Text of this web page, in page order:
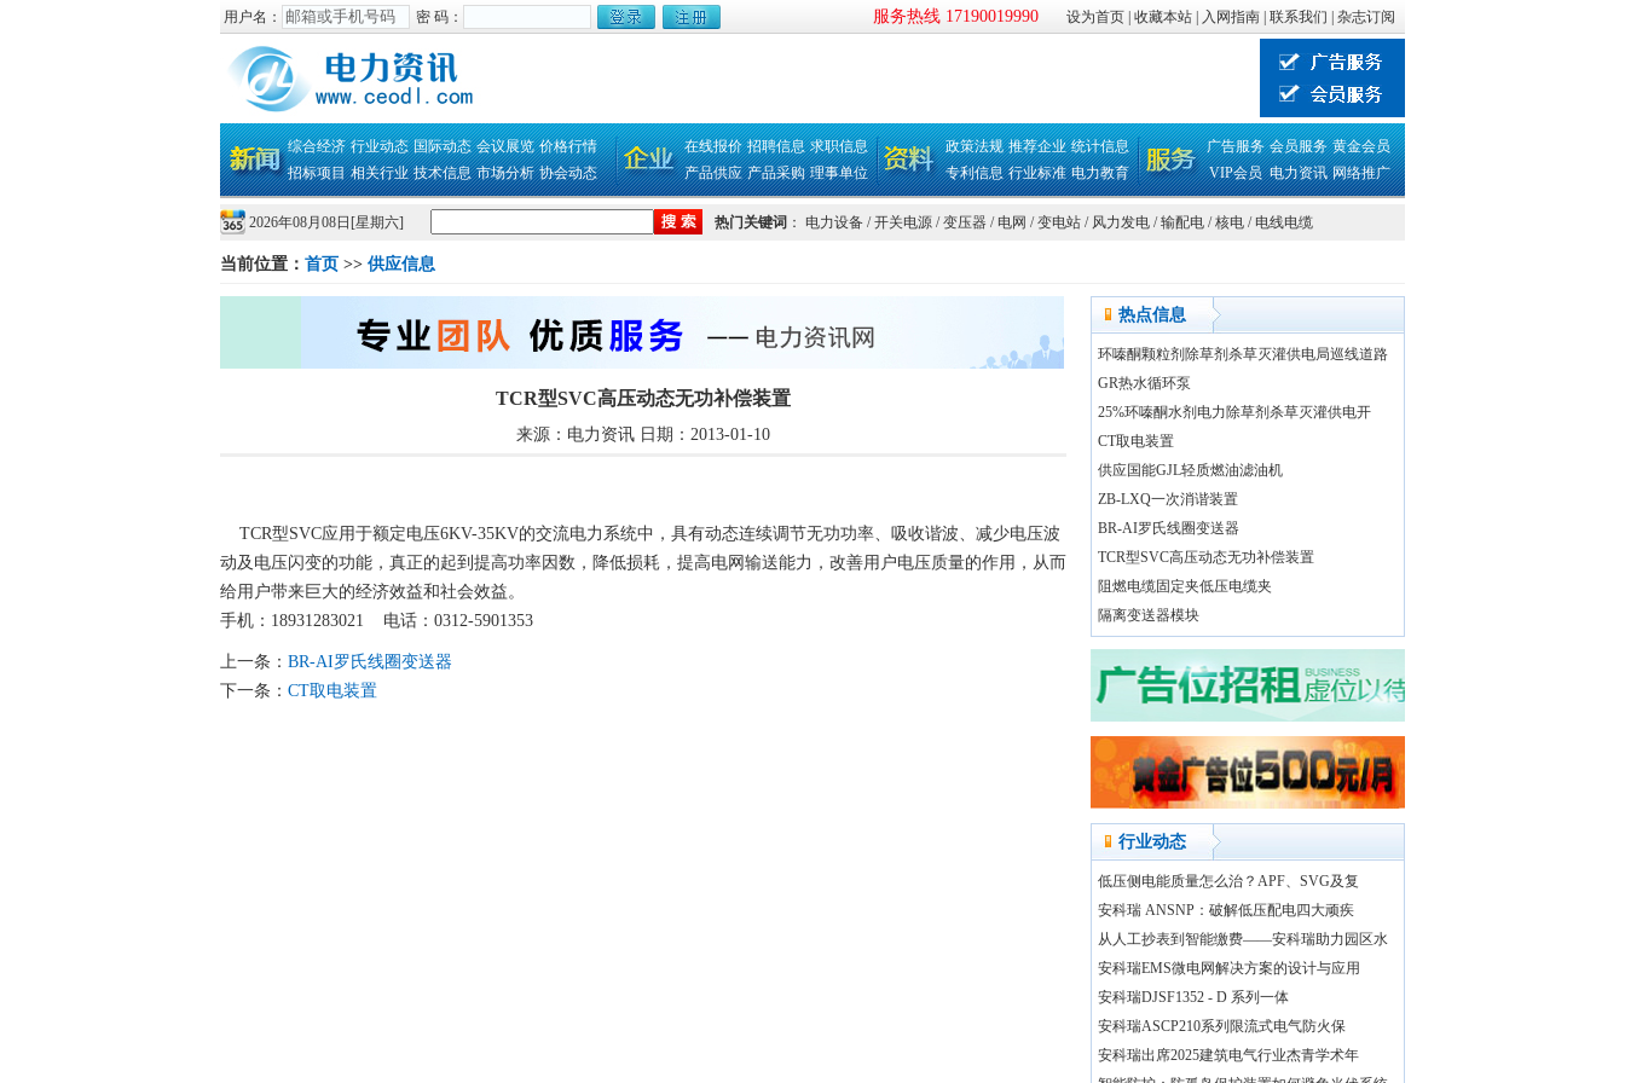
用户名： 密 码： 服务热线 17190019990 设为首页 收藏本站 入网指南 联系我们 杂志订阅
综合经济 行业动态 国际动态 会议展览 价格行情
招标项目 相关行业 技术信息 市场分析 协会动态
在线报价 招聘信息 求职信息
产品供应 产品采购 理事单位
政策法规 推荐企业 统计信息
专利信息 行业标准 电力教育
广告服务 会员服务 黄金会员
VIP会员 电力资讯 网络推广
2026年08月08日[星期六] 热门关键词 ： 电力设备 / 开关电源 / 变压器 / 电网 / 变电站 / 风力发电 / 输配电 / 核电 / 电线电缆
当前位置： 首页 >> 供应信息
TCR型SVC高压动态无功补偿装置
来源：电力资讯 日期：2013-01-10
TCR型SVC应用于额定电压6KV-35KV的交流电力系统中，具有动态连续调节无功功率、吸收谐波、减少电压波
动及电压闪变的功能，真正的起到提高功率因数，降低损耗，提高电网输送能力，改善用户电压质量的作用，从而
给用户带来巨大的经济效益和社会效益。
手机：18931283021 电话：0312-5901353
上一条： BR-AI罗氏线圈变送器
下一条： CT取电装置
热点信息
环嗪酮颗粒剂除草剂杀草灭灌供电局巡线道路
GR热水循环泵
25%环嗪酮水剂电力除草剂杀草灭灌供电开
CT取电装置
供应国能GJL轻质燃油滤油机
ZB-LXQ一次消谐装置
BR-AI罗氏线圈变送器
TCR型SVC高压动态无功补偿装置
阻燃电缆固定夹低压电缆夹
隔离变送器模块
行业动态
低压侧电能质量怎么治？APF、SVG及复
安科瑞 ANSNP：破解低压配电四大顽疾
从人工抄表到智能缴费——安科瑞助力园区水
安科瑞EMS微电网解决方案的设计与应用
安科瑞DJSF1352 - D 系列一体
安科瑞ASCP210系列限流式电气防火保
安科瑞出席2025建筑电气行业杰青学术年